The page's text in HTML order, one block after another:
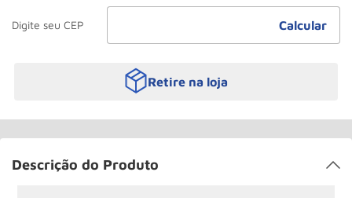
Retire na loja
Descrição do Produto